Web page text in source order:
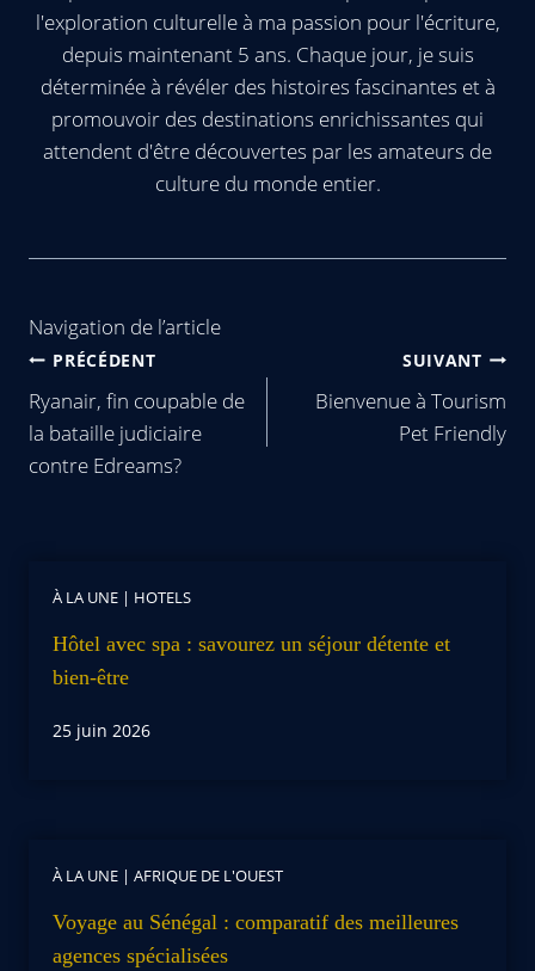
l'exploration culturelle à ma passion pour l'écriture,
depuis maintenant 5 ans. Chaque jour, je suis
déterminée à révéler des histoires fascinantes et à
promouvoir des destinations enrichissantes qui
attendent d'être découvertes par les amateurs de
culture du monde entier.
Navigation de l’article
PRÉCÉDENT
Ryanair, fin coupable de
la bataille judiciaire
contre Edreams?
SUIVANT
Bienvenue à Tourism
Pet Friendly
À LA UNE | HOTELS
Hôtel avec spa : savourez un séjour détente et
bien-être
25 juin 2026
À LA UNE | AFRIQUE DE L'OUEST
Voyage au Sénégal : comparatif des meilleures
agences spécialisées